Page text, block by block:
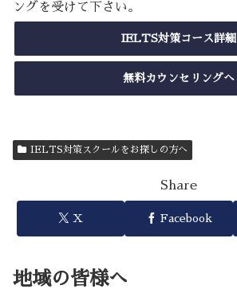
ングを受けて下さい。
IELTS対策コース詳細
無料カウンセリングへ
IELTS対策スクールをお探しの方へ
Share
X Facebook
地域の皆様へ